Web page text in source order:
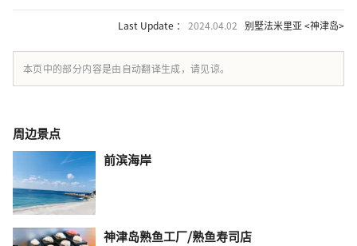
Last Update ： 2024.04.02 别墅法米里亚 <神津岛>
本页中的部分内容是由自动翻译生成，请见谅。
周边景点
前滨海岸
神津岛熟鱼工厂/熟鱼寿司店